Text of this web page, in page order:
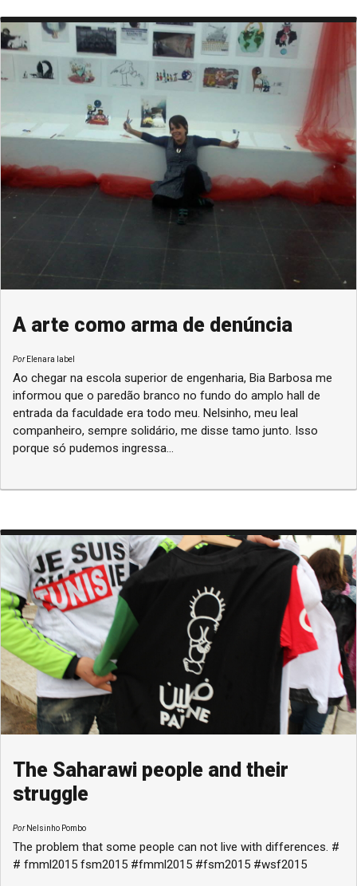
A arte como arma de denúncia
PorElenara Iabel
Ao chegar na escola superior de engenharia, Bia Barbosa me
informou que o paredão branco no fundo do amplo hall de
entrada da faculdade era todo meu. Nelsinho, meu leal
companheiro, sempre solidário, me disse tamo junto. Isso
porque só pudemos ingressa...
The Saharawi people and their
struggle
PorNelsinho Pombo
The problem that some people can not live with differences. #
# fmml2015 fsm2015 #fmml2015 #fsm2015 #wsf2015